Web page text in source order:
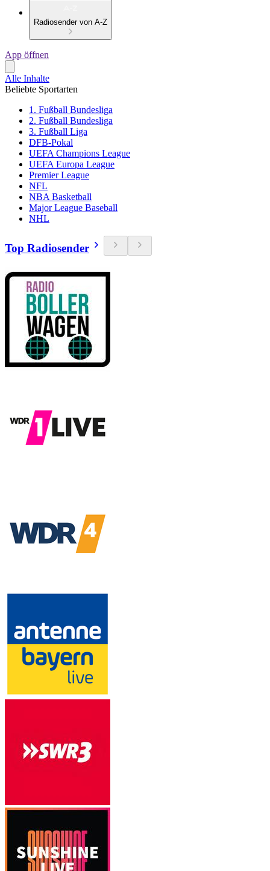
Radiosender von A-Z
App öffnen
Alle Inhalte
Beliebte Sportarten
1. Fußball Bundesliga
2. Fußball Bundesliga
3. Fußball Liga
DFB-Pokal
UEFA Champions League
UEFA Europa League
Premier League
NFL
NBA Basketball
Major League Baseball
NHL
Top Radiosender